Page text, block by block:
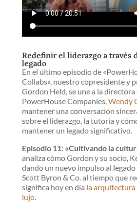
Redefinir el liderazgo a través
legado
En el último episodio de
Collabs», nuestro copresidente y
Gordon Held, se une a la
PowerHouse Companies, Wendy
mantener una conversación
sobre el liderazgo, la tutoría y
mantener un legado significativo.
Episodio 11: «Cultivando la
analiza cómo Gordon y su socio,
dando un nuevo impulso al legado
Scott Byron & Co. al tiempo que
significa hoy en día la arquitectura
lujo.